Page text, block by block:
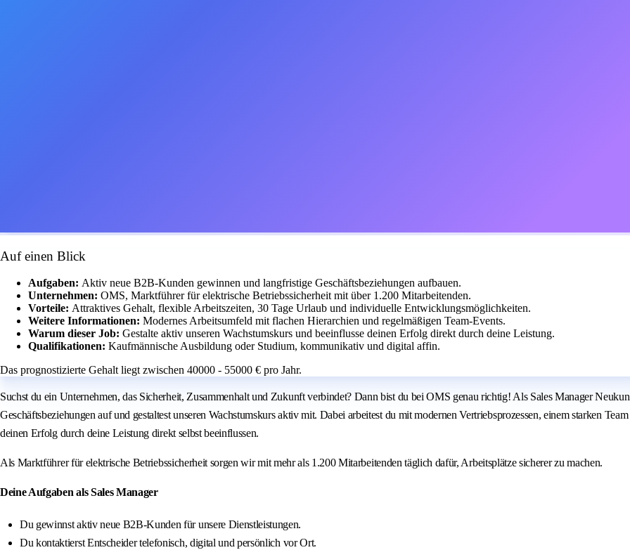
Auf einen Blick
Aufgaben: Aktiv neue B2B-Kunden gewinnen und langfristige Geschäftsbeziehungen aufbauen.
Unternehmen: OMS, Marktführer für elektrische Betriebssicherheit mit über 1.200 Mitarbeitenden.
Vorteile: Attraktives Gehalt, flexible Arbeitszeiten, 30 Tage Urlaub und individuelle Entwicklungsmöglichkeiten.
Weitere Informationen: Modernes Arbeitsumfeld mit flachen Hierarchien und regelmäßigen Team-Events.
Warum dieser Job: Gestalte aktiv unseren Wachstumskurs und beeinflusse deinen Erfolg direkt durch deine Leistung.
Qualifikationen: Kaufmännische Ausbildung oder Studium, kommunikativ und digital affin.
Das prognostizierte Gehalt liegt zwischen 40000 - 55000 € pro Jahr.
Suchst du ein Unternehmen, das Sicherheit, Zusammenhalt und Zukunft verbindet? Dann bist du bei OMS genau richtig! Als Sales Manager
Geschäftsbeziehungen auf und gestaltest unseren Wachstumskurs aktiv mit. Dabei arbeitest du mit modernen Vertriebsprozessen, einem starken
deinen Erfolg durch deine Leistung direkt selbst beeinflussen.
Als Marktführer für elektrische Betriebssicherheit sorgen wir mit mehr als 1.200 Mitarbeitenden täglich dafür, Arbeitsplätze sicherer zu machen.
Deine Aufgaben als Sales Manager
Du gewinnst aktiv neue B2B-Kunden für unsere Dienstleistungen.
Du kontaktierst Entscheider telefonisch, digital und persönlich vor Ort.